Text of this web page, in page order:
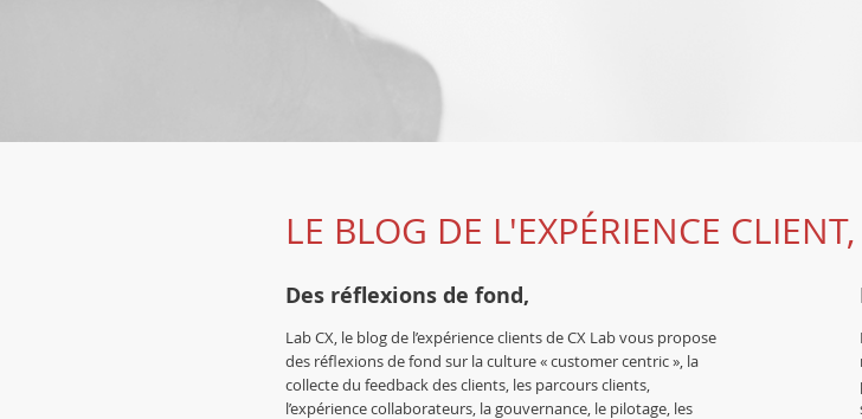
LE BLOG DE L'EXPÉRIENCE
Des réflexions de fond,
Lab CX, le blog de l’expérience clients de CX Lab vous propose
des réflexions de fond sur la culture « customer centric », la
collecte du feedback des clients, les parcours clients,
l’expérience collaborateurs, la gouvernance, le pilotage, les